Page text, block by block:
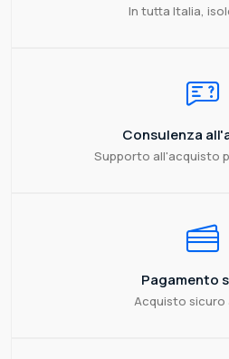
In tutta Italia,
Consulenza
Supporto all'acquisto
Pagamento
Acquisto sicuro